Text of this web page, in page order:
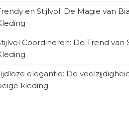
en Stijlvol: De Magie van
Coördineren: De Trend van
elegantie: De
kleding